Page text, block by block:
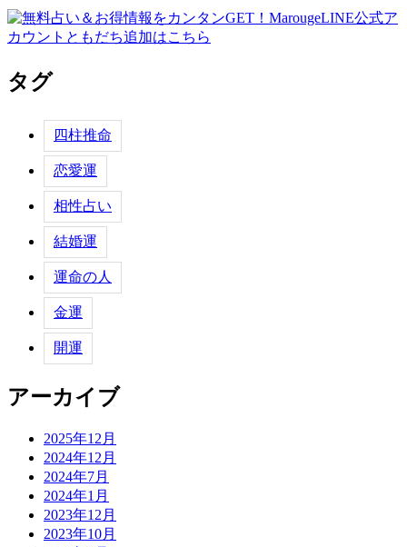
タグ
四柱推命
恋愛運
相性占い
結婚運
運命の人
金運
開運
アーカイブ
2025年12月
2024年12月
2024年7月
2024年1月
2023年12月
2023年10月